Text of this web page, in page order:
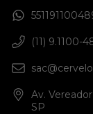
(11) 9.1100-
Av.
SP